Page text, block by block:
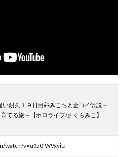
い耐久１９日目🎣みこちと金コイ伝説～
てる旅～【ホロライブ/さくらみこ】
watch?v=u050lW9xyiU